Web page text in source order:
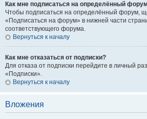
Как мне подписаться на определённый
Чтобы подписаться на определённый форум,
«Подписаться на форум» в нижней части
соответствующего форума.
Вернуться к началу
Как мне отказаться от подписки?
Для отказа от подписки перейдите в личный
«Подписки».
Вернуться к началу
Вложения